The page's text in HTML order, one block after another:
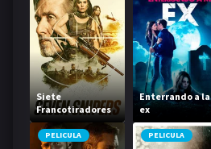
Siete
Francotiradores
Enterrando a la
ex
PELICULA PELICULA